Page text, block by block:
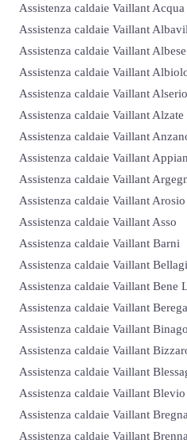
Assistenza caldaie Vaillant Acqua
Assistenza caldaie Vaillant
Assistenza caldaie Vaillant
Assistenza caldaie Vaillant
Assistenza caldaie Vaillant Alserio
Assistenza caldaie Vaillant Alzate
Assistenza caldaie Vaillant
Assistenza caldaie Vaillant
Assistenza caldaie Vaillant
Assistenza caldaie Vaillant Arosio
Assistenza caldaie Vaillant Asso
Assistenza caldaie Vaillant Barni
Assistenza caldaie Vaillant
Assistenza caldaie Vaillant Bene
Assistenza caldaie Vaillant
Assistenza caldaie Vaillant Binago
Assistenza caldaie Vaillant
Assistenza caldaie Vaillant
Assistenza caldaie Vaillant Blevio
Assistenza caldaie Vaillant
Assistenza caldaie Vaillant Brenna